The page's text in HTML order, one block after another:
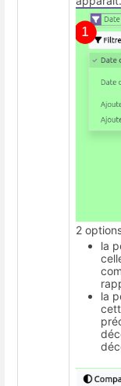
2
la
la